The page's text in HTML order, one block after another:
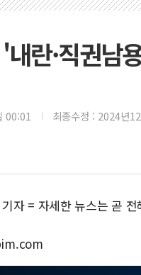
란·직권남
00:01 최종수정 : 2024년
자 = 자세한 뉴스는 곧 전